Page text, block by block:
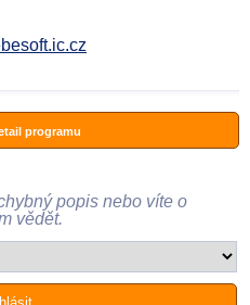
programu
popis nebo víte o
vědět.